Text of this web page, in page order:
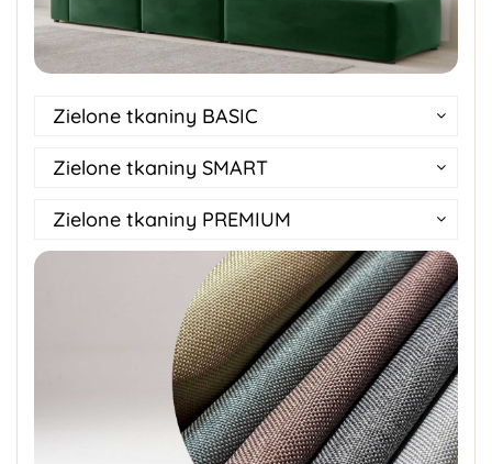
Zielone tkaniny BASIC
Zielone tkaniny SMART
Zielone tkaniny PREMIUM